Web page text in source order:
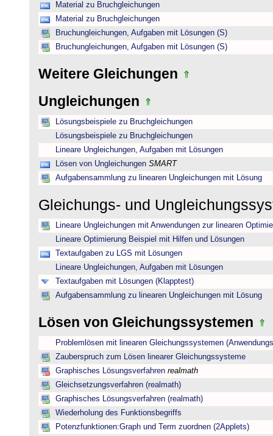
Material zu Bruchgleichungen
Material zu Bruchgleichungen
Bruchungleichungen, Aufgaben mit Lösungen (S)
Bruchungleichungen, Aufgaben mit Lösungen (S)
Weitere Gleichungen
Ungleichungen
Lösungsbeispiele zu Bruchgleichungen
Lösungsbeispiele zu Bruchgleichungen
Lineare Ungleichungen, Aufgaben mit Lösungen
Lösen von Ungleichungen SMART
Aufgabensammlung zu linearen Ungleichungen mit Lösung
Gleichungs- und
Lineare Ungleichungen mit Anwendungen zur linearen
Lineare Optimierung Beispiel mit Hilfen und Lösungen
Textaufgaben zu LGS mit Lösungen
Lineare Ungleichungen, Aufgaben mit Lösungen
Textaufgaben mit Lösungen (Klapptest)
Aufgabensammlung zu linearen Ungleichungen mit Lösung
Lösen von Gleichungssystemen
Problemlösen mit linearen Gleichungssystemen
Zauberspruch zum Lösen linearer Gleichungssysteme
Graphisches Lösungsverfahren realmath
Gleichsetzungsverfahren (realmath)
Graphisches Lösungsverfahren (realmath)
Wiederholung des Funktionsbegriffs
Potenzfunktionen:Graph und Term zuordnen (2Applets)